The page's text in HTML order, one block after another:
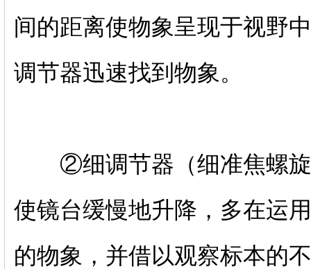
间的距离使物象呈现于视野
调节器迅速找到物象。
②细调节器（细准焦螺旋
使镜台缓慢地升降，多在运
的物象，并借以观察标本的